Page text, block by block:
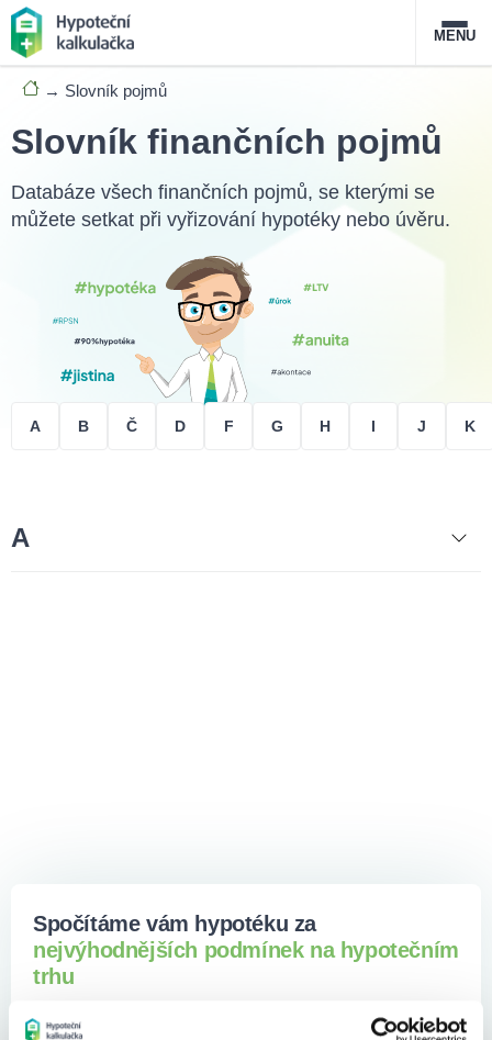
Nabídka hypoték
Průvodce hypotékami
Slovník pojmůKontakt
MENU
→ Slovník pojmů
Slovník finančních pojmů
Databáze všech finančních pojmů, se kterými se
můžete setkat při vyřizování hypotéky nebo úvěru.
A B Č D F G H I J K
A
Spočítáme vám hypotéku za
nejvýhodnějších podmínek na hypotečním
trhu
Výhodné